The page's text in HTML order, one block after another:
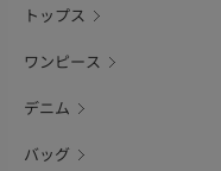
トップス
ワンピース
デニム
バッグ